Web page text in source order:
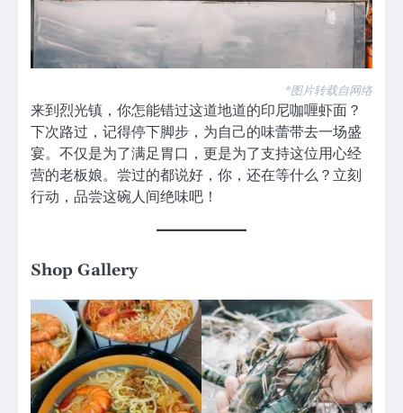
*图片转载自网络
来到烈光镇，你怎能错过这道地道的印尼咖喱虾面？
下次路过，记得停下脚步，为自己的味蕾带去一场盛
宴。不仅是为了满足胃口，更是为了支持这位用心经
营的老板娘。尝过的都说好，你，还在等什么？立刻
行动，品尝这碗人间绝味吧！
Shop Gallery